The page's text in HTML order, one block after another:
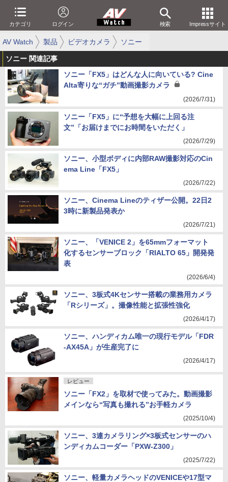
カテゴリ ログイン 検索 Impressサイト
AV Watch 製品 ビデオカメラ ソニー
ソニー 関連記事
ソニー「FX5」はどんな人に向いている? Cine
Alta寄りな“ガチ”動画撮影カメラ
(2026/7/31)
ソニー「FX5」に“予想を大幅に上回る注
文”「お届けまでにお時間をいただく」
(2026/7/29)
ソニー、小型ボディに内部RAW撮影対応のCin
ema Line「FX5」
(2026/7/22)
ソニー、Cinema Lineのティザー公開。22日2
3時に新製品発表か
(2026/7/21)
ソニー、「VENICE 2」を65mmフォーマット
化するセンサーブロック「RIALTO 65」開発発
表
(2026/6/4)
ソニー、3板式4Kセンサー搭載の業務用カメラ
「Rシリーズ」。撮像性能と拡張性強化
(2026/4/17)
ソニー、ハンディカム唯一の現行モデル「FDR
-AX45A」が生産完了に
(2026/4/17)
レビュー
ソニー「FX2」を取材で使ってみた。動画撮影
メインなら“写真も撮れる”お手軽カメラ
(2025/10/4)
ソニー、3連カメラリング×3板式センサーのハ
ンディカムコーダー「PXW-Z300」
(2025/7/22)
ソニー、軽量カメラヘッドのVENICEや17型マ